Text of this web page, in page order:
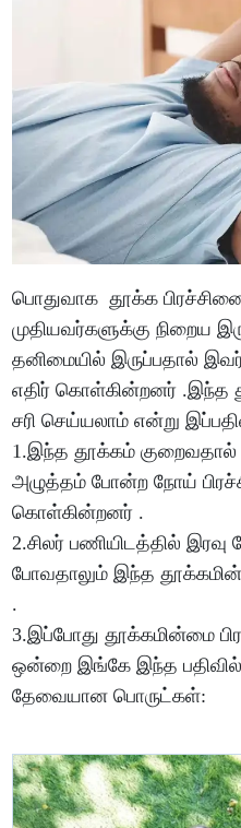
பொதுவாக தூக்க
முதியவர்களுக்கு நிறைய
தனிமையில் இருப்பதால்
எதிர் கொள்கின்றனர் .இந்த
சரி செய்யலாம் என்று
1.இந்த தூக்கம் குறைவதால்
அழுத்தம் போன்ற நோய்
கொள்கின்றனர் .
2.சிலர் பணியிடத்தில்
போவதாலும் இந்த
.
3.இப்போது தூக்கமின்மை
ஒன்றை இங்கே இந்த பதிவில்
தேவையான பொருட்கள்: